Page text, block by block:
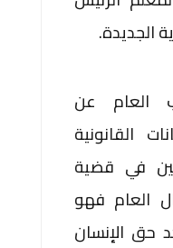
الجديدة.
العام عن
القانونية
في قضية
العام فهو
حق الإنسان